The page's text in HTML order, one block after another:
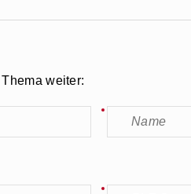
weiter: